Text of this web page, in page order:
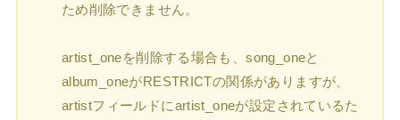
ため削除できません。
artist_oneを削除する場合も、song_oneと
album_oneがRESTRICTの関係がありますが、
artistフィールドにartist_oneが設定されているた